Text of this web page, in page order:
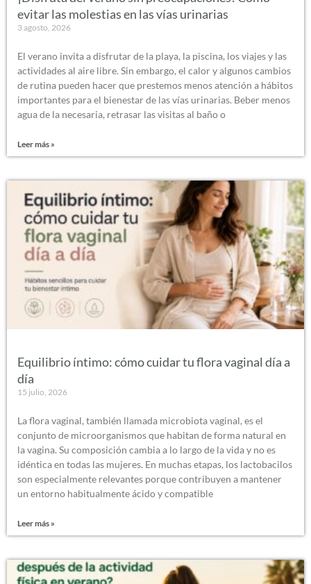
evitar las molestias en las vías urinarias
3 agosto, 2026
El verano invita a disfrutar de la playa, la piscina, los viajes y las
actividades al aire libre. Sin embargo, el calor y algunos cambios
de rutina pueden hacer que prestemos menos atención a hábitos
importantes para el bienestar de las vías urinarias. Beber menos
agua de la necesaria, retrasar las visitas al baño o
Leer más »
Equilibrio íntimo: cómo cuidar tu flora vaginal día a
día
15 julio, 2026
La flora vaginal, también llamada microbiota vaginal, es el
conjunto de microorganismos que habitan de forma natural en
la vagina. Su composición cambia a lo largo de la vida y no es
idéntica en todas las mujeres. En muchas etapas, los lactobacilos
son especialmente relevantes porque contribuyen a mantener
un entorno habitualmente ácido y compatible
Leer más »